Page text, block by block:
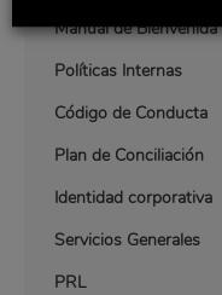
Manual de Bienvenida
Políticas Internas
Código de Conducta
Plan de Conciliación
Identidad corporativa
Servicios Generales
PRL